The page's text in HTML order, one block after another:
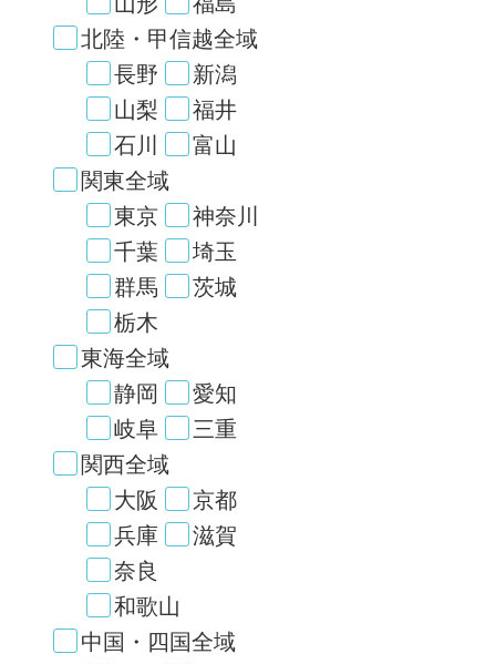
北陸・甲信越全域
長野
新潟
山梨
福井
石川
富山
関東全域
東京
神奈川
千葉
埼玉
群馬
茨城
栃木
東海全域
静岡
愛知
岐阜
三重
関西全域
大阪
京都
兵庫
滋賀
奈良
和歌山
中国・四国全域